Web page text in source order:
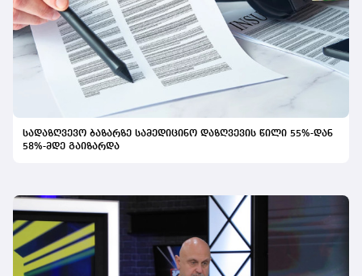
სადაზღვევო ბაზარზე სამედიცინო დაზღვევის წილი 55%-დან
58%-მდე გაიზარდა